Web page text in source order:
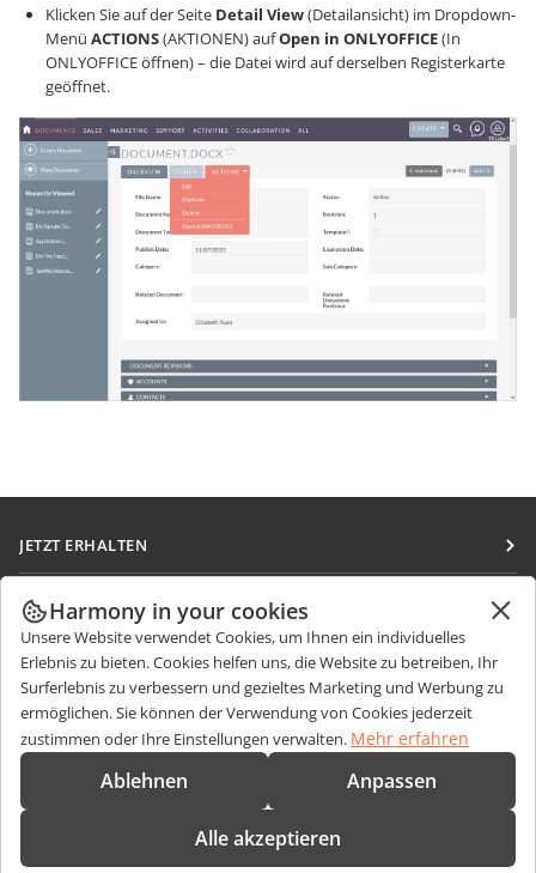
Klicken Sie auf der Seite Detail View(Detailansicht) im Dropdown-
Menü ACTIONS(AKTIONEN) aufOpen in ONLYOFFICE(In
ONLYOFFICE öffnen) – die Datei wird auf derselben Registerkarte
geöffnet.
JETZT ERHALTEN
Docs
DocSpace
Workspace
Integrations-Apps
Desktop-Apps
Mobile Apps
ZUSAMMENARBEITEN
Für Mitwirkende
Für Übersetzer
Für Influencer
Stellenangebote
NACHRICHTEN ERHALTEN
Blog
HILFE ERHALTEN
Forum
Fragen zum Kauf
sales@onlyoffice.com
partners@onlyoffice.com
Harmony in your cookies
Unsere Website verwendet Cookies, um Ihnen ein individuelles
Erlebnis zu bieten. Cookies helfen uns, die Website zu betreiben, Ihr
Surferlebnis zu verbessern und gezieltes Marketing und Werbung zu
ermöglichen. Sie können der Verwendung von Cookies jederzeit
zustimmen oder Ihre Einstellungen verwalten. Mehr erfahren
Ablehnen Anpassen
Alle akzeptieren